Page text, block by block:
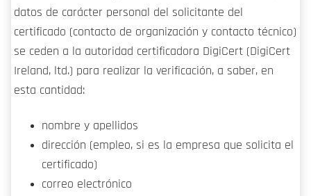
datos de carácter personal del solicitante del
certificado (contacto de organización y contacto técnico)
se ceden a la autoridad certificadora DigiCert (DigiCert
Ireland, ltd.) para realizar la verificación, a saber, en
esta cantidad:
nombre y apellidos
dirección (empleo, si es la empresa que solicita el
certificado)
correo electrónico